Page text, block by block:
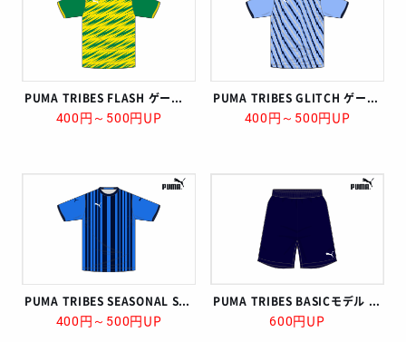
PUMA TRIBES FLASH ゲームシャツ
400円～500円UP
PUMA TRIBES GLITCH ゲームシャツ
400円～500円UP
PUMA TRIBES SEASONAL STRIPES ゲームシャツ
400円～500円UP
PUMA TRIBES BASICモデル ゲームパンツ
600円UP